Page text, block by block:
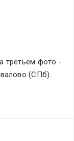
третьем фото -
(СПб).